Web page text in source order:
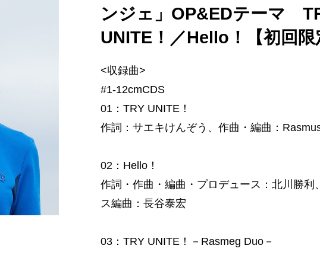
ンジェ」OP&EDテーマ
UNITE！／Hello！【初回限
<収録曲>
#1-12cmCDS
01：TRY UNITE！
作詞：サエキけんぞう、作曲・編曲：
02：Hello！
作詞・作曲・編曲・プロデュース：北川勝利
ス編曲：長谷泰宏
03：TRY UNITE！－Rasmeg Duo－